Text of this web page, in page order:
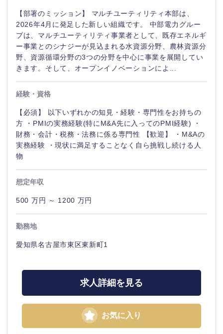
岐阜県 静岡県
【部署のミッション】 マルチユーティリティ本部は、
2026年4月に発足した新しい組織です。 中部電力グルー
プは、マルチユーティリティ事業者として、既存エネルギ
ー事業とのシナジーが見込まれる水資源分野、農林資源分
野、資源循環分野の3つの分野を中心に事業を展開してい
きます。そして、オープンイノベーションによ...
経験・資格
【必須】 以下いずれかの知見・経験・専門性をお持ちの
方 ・PMIの実務経験(特にM&A先に入ってのPMI経験) ・
財務・会計・税務・法務に係る専門性 【歓迎】 ・M&Aの
実務経験 ・現状に満足することなく自ら挑戦し続ける人
物
想定年収
500 万円 ～ 1200 万円
勤務地
愛知県名古屋市東区東新町1
求人詳細を見る
お気に入り